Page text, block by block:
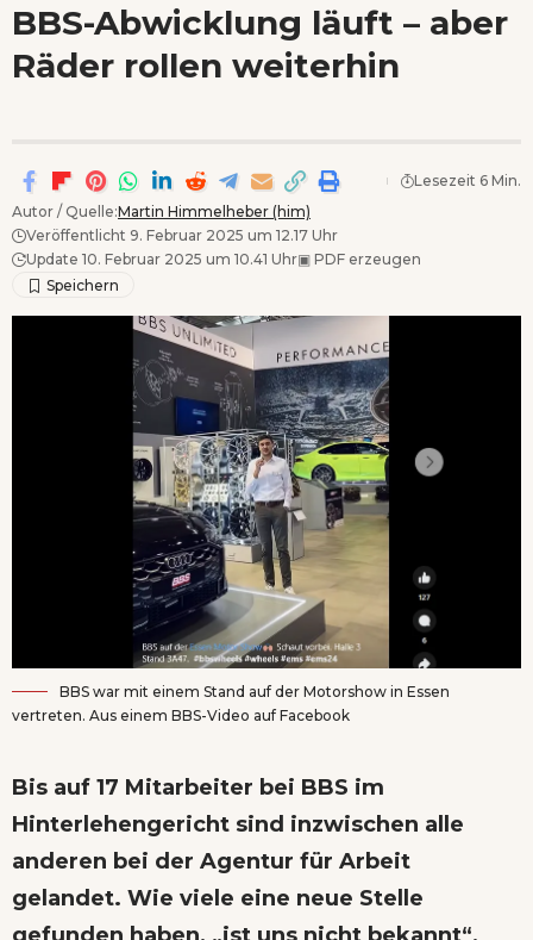
BBS-Abwicklung läuft – aber
Räder rollen weiterhin
Autor / Quelle:Martin Himmelheber (him)
Veröffentlicht 9. Februar 2025 um 12.17 Uhr
Update 10. Februar 2025 um 10.41 Uhr▣ PDF erzeugen
Lesezeit 6 Min.
BBS war mit einem Stand auf der Motorshow in Essen
vertreten. Aus einem BBS-Video auf Facebook
Bis auf 17 Mitarbeiter bei BBS im
Hinterlehengericht sind inzwischen alle
anderen bei der Agentur für Arbeit
gelandet. Wie viele eine neue Stelle